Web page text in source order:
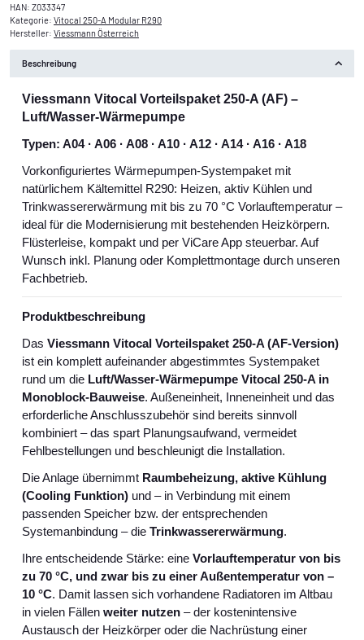
HAN: Z033347
Kategorie: Vitocal 250-A Modular R290
Hersteller: Viessmann Österreich
Beschreibung
Viessmann Vitocal Vorteilspaket 250‑A (AF) –
Luft/Wasser‑Wärmepumpe
Typen: A04 · A06 · A08 · A10 · A12 · A14 · A16 · A18
Vorkonfiguriertes Wärmepumpen-Systempaket mit
natürlichem Kältemittel R290: Heizen, aktiv Kühlen und
Trinkwassererwärmung mit bis zu 70 °C Vorlauftemperatur –
ideal für die Modernisierung mit bestehenden Heizkörpern.
Flüsterleise, kompakt und per ViCare App steuerbar. Auf
Wunsch inkl. Planung oder Komplettmontage durch unseren
Fachbetrieb.
Produktbeschreibung
Das Viessmann Vitocal Vorteilspaket 250‑A (AF‑Version)
ist ein komplett aufeinander abgestimmtes Systempaket
rund um die Luft/Wasser‑Wärmepumpe Vitocal 250‑A in
Monoblock‑Bauweise. Außeneinheit, Inneneinheit und das
erforderliche Anschlusszubehör sind bereits sinnvoll
kombiniert – das spart Planungsaufwand, vermeidet
Fehlbestellungen und beschleunigt die Installation.
Die Anlage übernimmt Raumbeheizung, aktive Kühlung
(Cooling Funktion) und – in Verbindung mit einem
passenden Speicher bzw. der entsprechenden
Systemanbindung – die Trinkwassererwärmung.
Ihre entscheidende Stärke: eine Vorlauftemperatur von bis
zu 70 °C, und zwar bis zu einer Außentemperatur von –
10 °C. Damit lassen sich vorhandene Radiatoren im Altbau
in vielen Fällen weiter nutzen – der kostenintensive
Austausch der Heizkörper oder die Nachrüstung einer